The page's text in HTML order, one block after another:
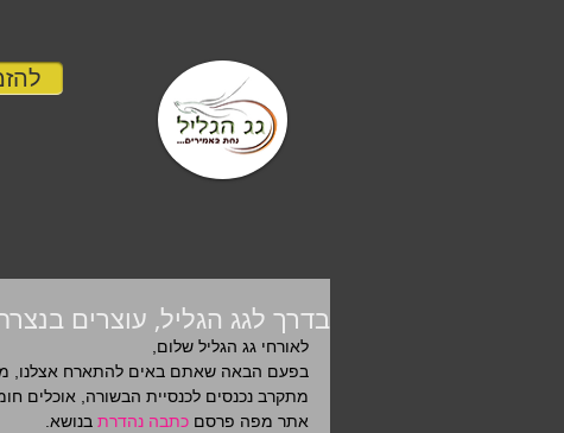
בדרך לגג הגליל, עוצרים
לאורחי גג הגליל שלום,
בפעם הבאה שאתם באים להתארח אצלנו,
מתקרב נכנסים לכנסיית הבשורה, אוכלים
אתר מפה פרסם כתבה נהדרת בנושא.